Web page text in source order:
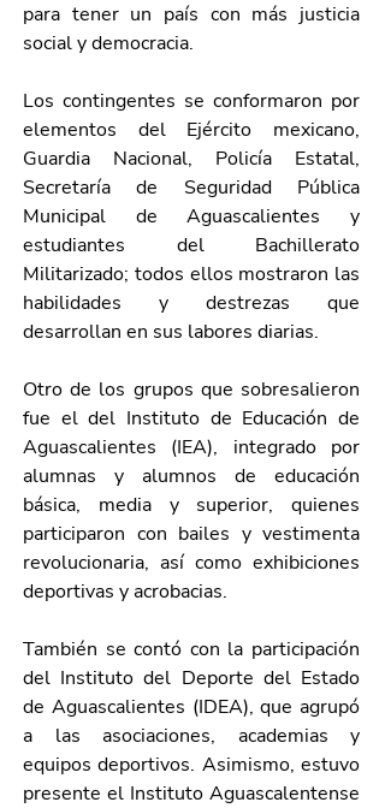
para tener un país con más justicia
social y democracia.
Los contingentes se conformaron por
elementos del Ejército mexicano,
Guardia Nacional, Policía Estatal,
Secretaría de Seguridad Pública
Municipal de Aguascalientes y
estudiantes del Bachillerato
Militarizado; todos ellos mostraron las
habilidades y destrezas que
desarrollan en sus labores diarias.
Otro de los grupos que sobresalieron
fue el del Instituto de Educación de
Aguascalientes (IEA), integrado por
alumnas y alumnos de educación
básica, media y superior, quienes
participaron con bailes y vestimenta
revolucionaria, así como exhibiciones
deportivas y acrobacias.
También se contó con la participación
del Instituto del Deporte del Estado
de Aguascalientes (IDEA), que agrupó
a las asociaciones, academias y
equipos deportivos. Asimismo, estuvo
presente el Instituto Aguascalentense